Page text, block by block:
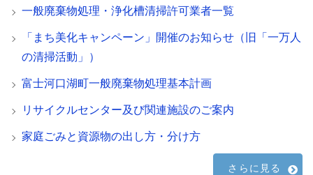
一般廃棄物処理・浄化槽清掃許可業者一覧
「まち美化キャンペーン」開催のお知らせ（旧「一万人
の清掃活動」）
富士河口湖町一般廃棄物処理基本計画
リサイクルセンター及び関連施設のご案内
家庭ごみと資源物の出し方・分け方
さらに見る